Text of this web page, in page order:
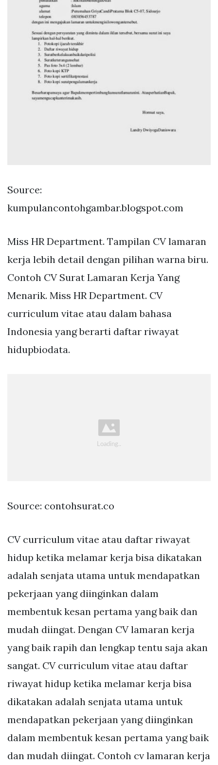
Source:
kumpulancontohgambar.blogspot.com
Miss HR Department. Tampilan CV lamaran
kerja lebih detail dengan pilihan warna biru.
Contoh CV Surat Lamaran Kerja Yang
Menarik. Miss HR Department. CV
curriculum vitae atau dalam bahasa
Indonesia yang berarti daftar riwayat
hidupbiodata.
Source: contohsurat.co
CV curriculum vitae atau daftar riwayat
hidup ketika melamar kerja bisa dikatakan
adalah senjata utama untuk mendapatkan
pekerjaan yang diinginkan dalam
membentuk kesan pertama yang baik dan
mudah diingat. Dengan CV lamaran kerja
yang baik rapih dan lengkap tentu saja akan
sangat. CV curriculum vitae atau daftar
riwayat hidup ketika melamar kerja bisa
dikatakan adalah senjata utama untuk
mendapatkan pekerjaan yang diinginkan
dalam membentuk kesan pertama yang baik
dan mudah diingat. Contoh cv lamaran kerja